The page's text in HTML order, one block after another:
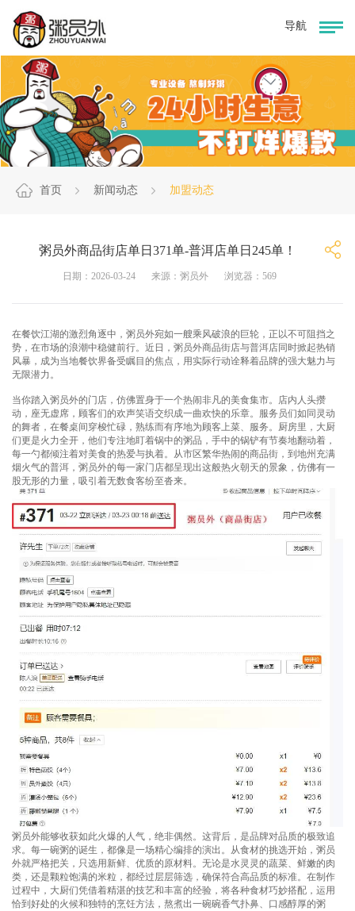
首页 新闻动态 加盟动态
粥员外商品街店单日371单-普洱店单日245单！
日期：2026-03-24 来源：粥员外 浏览器：569
在餐饮江湖的激烈角逐中，粥员外宛如一艘乘风破浪的巨轮，正以不可阻挡之
势，在市场的浪潮中稳健前行。近日，粥员外商品街店与普洱店同时掀起热销
风暴，成为当地餐饮界备受瞩目的焦点，用实际行动诠释着品牌的强大魅力与
无限潜力。
当你踏入粥员外的门店，仿佛置身于一个热闹非凡的美食集市。店内人头攒
动，座无虚席，顾客们的欢声笑语交织成一曲欢快的乐章。服务员们如同灵动
的舞者，在餐桌间穿梭忙碌，熟练而有序地为顾客上菜、服务。厨房里，大厨
们更是火力全开，他们专注地盯着锅中的粥品，手中的锅铲有节奏地翻动着，
每一勺都倾注着对美食的热爱与执着。从市区繁华热闹的商品街，到地州充满
烟火气的普洱，粥员外的每一家门店都呈现出这般热火朝天的景象，仿佛有一
股无形的力量，吸引着无数食客纷至沓来。
粥员外能够收获如此火爆的人气，绝非偶然。这背后，是品牌对品质的极致追
求。每一碗粥的诞生，都像是一场精心编排的演出。从食材的挑选开始，粥员
外就严格把关，只选用新鲜、优质的原材料。无论是水灵灵的蔬菜、鲜嫩的肉
类，还是颗粒饱满的米粒，都经过层层筛选，确保符合高品质的标准。在制作
过程中，大厨们凭借着精湛的技艺和丰富的经验，将各种食材巧妙搭配，运用
恰到好处的火候和独特的烹饪方法，熬煮出一碗碗香气扑鼻、口感醇厚的粥